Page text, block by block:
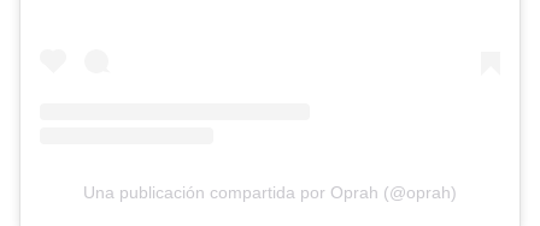
Una publicación compartida por Oprah (@oprah)